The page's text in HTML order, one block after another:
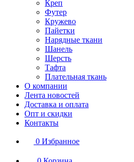
Креп
Футер
Кружево
Пайетки
Нарядные ткани
Шанель
Шерсть
Тафта
Плательная ткань
О компании
Лента новостей
Доставка и оплата
Опт и скидки
Контакты
0 Избранное